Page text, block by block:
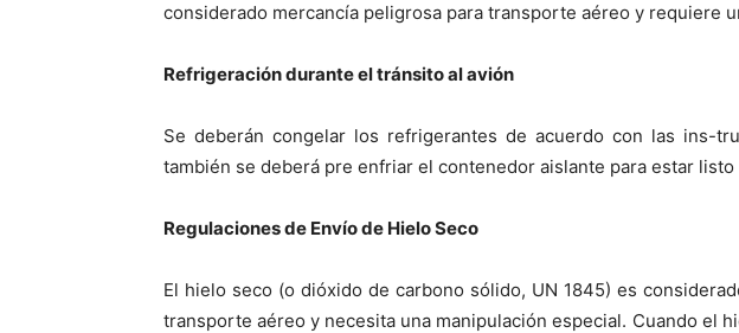
considerado mercancía peligrosa para transporte aéreo y requiere
Refrigeración durante el tránsito al avión
Se deberán congelar los refrigerantes de acuerdo con las ins-
también se deberá pre enfriar el contenedor aislante para estar
Regulaciones de Envío de Hielo Seco
El hielo seco (o dióxido de carbono sólido, UN 1845) es
transporte aéreo y necesita una manipulación especial. Cuando el